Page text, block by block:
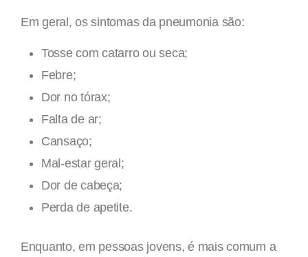
Em geral, os sintomas da pneumonia são:
Tosse com catarro ou seca;
Febre;
Dor no tórax;
Falta de ar;
Cansaço;
Mal-estar geral;
Dor de cabeça;
Perda de apetite.
Enquanto, em pessoas jovens, é mais comum a